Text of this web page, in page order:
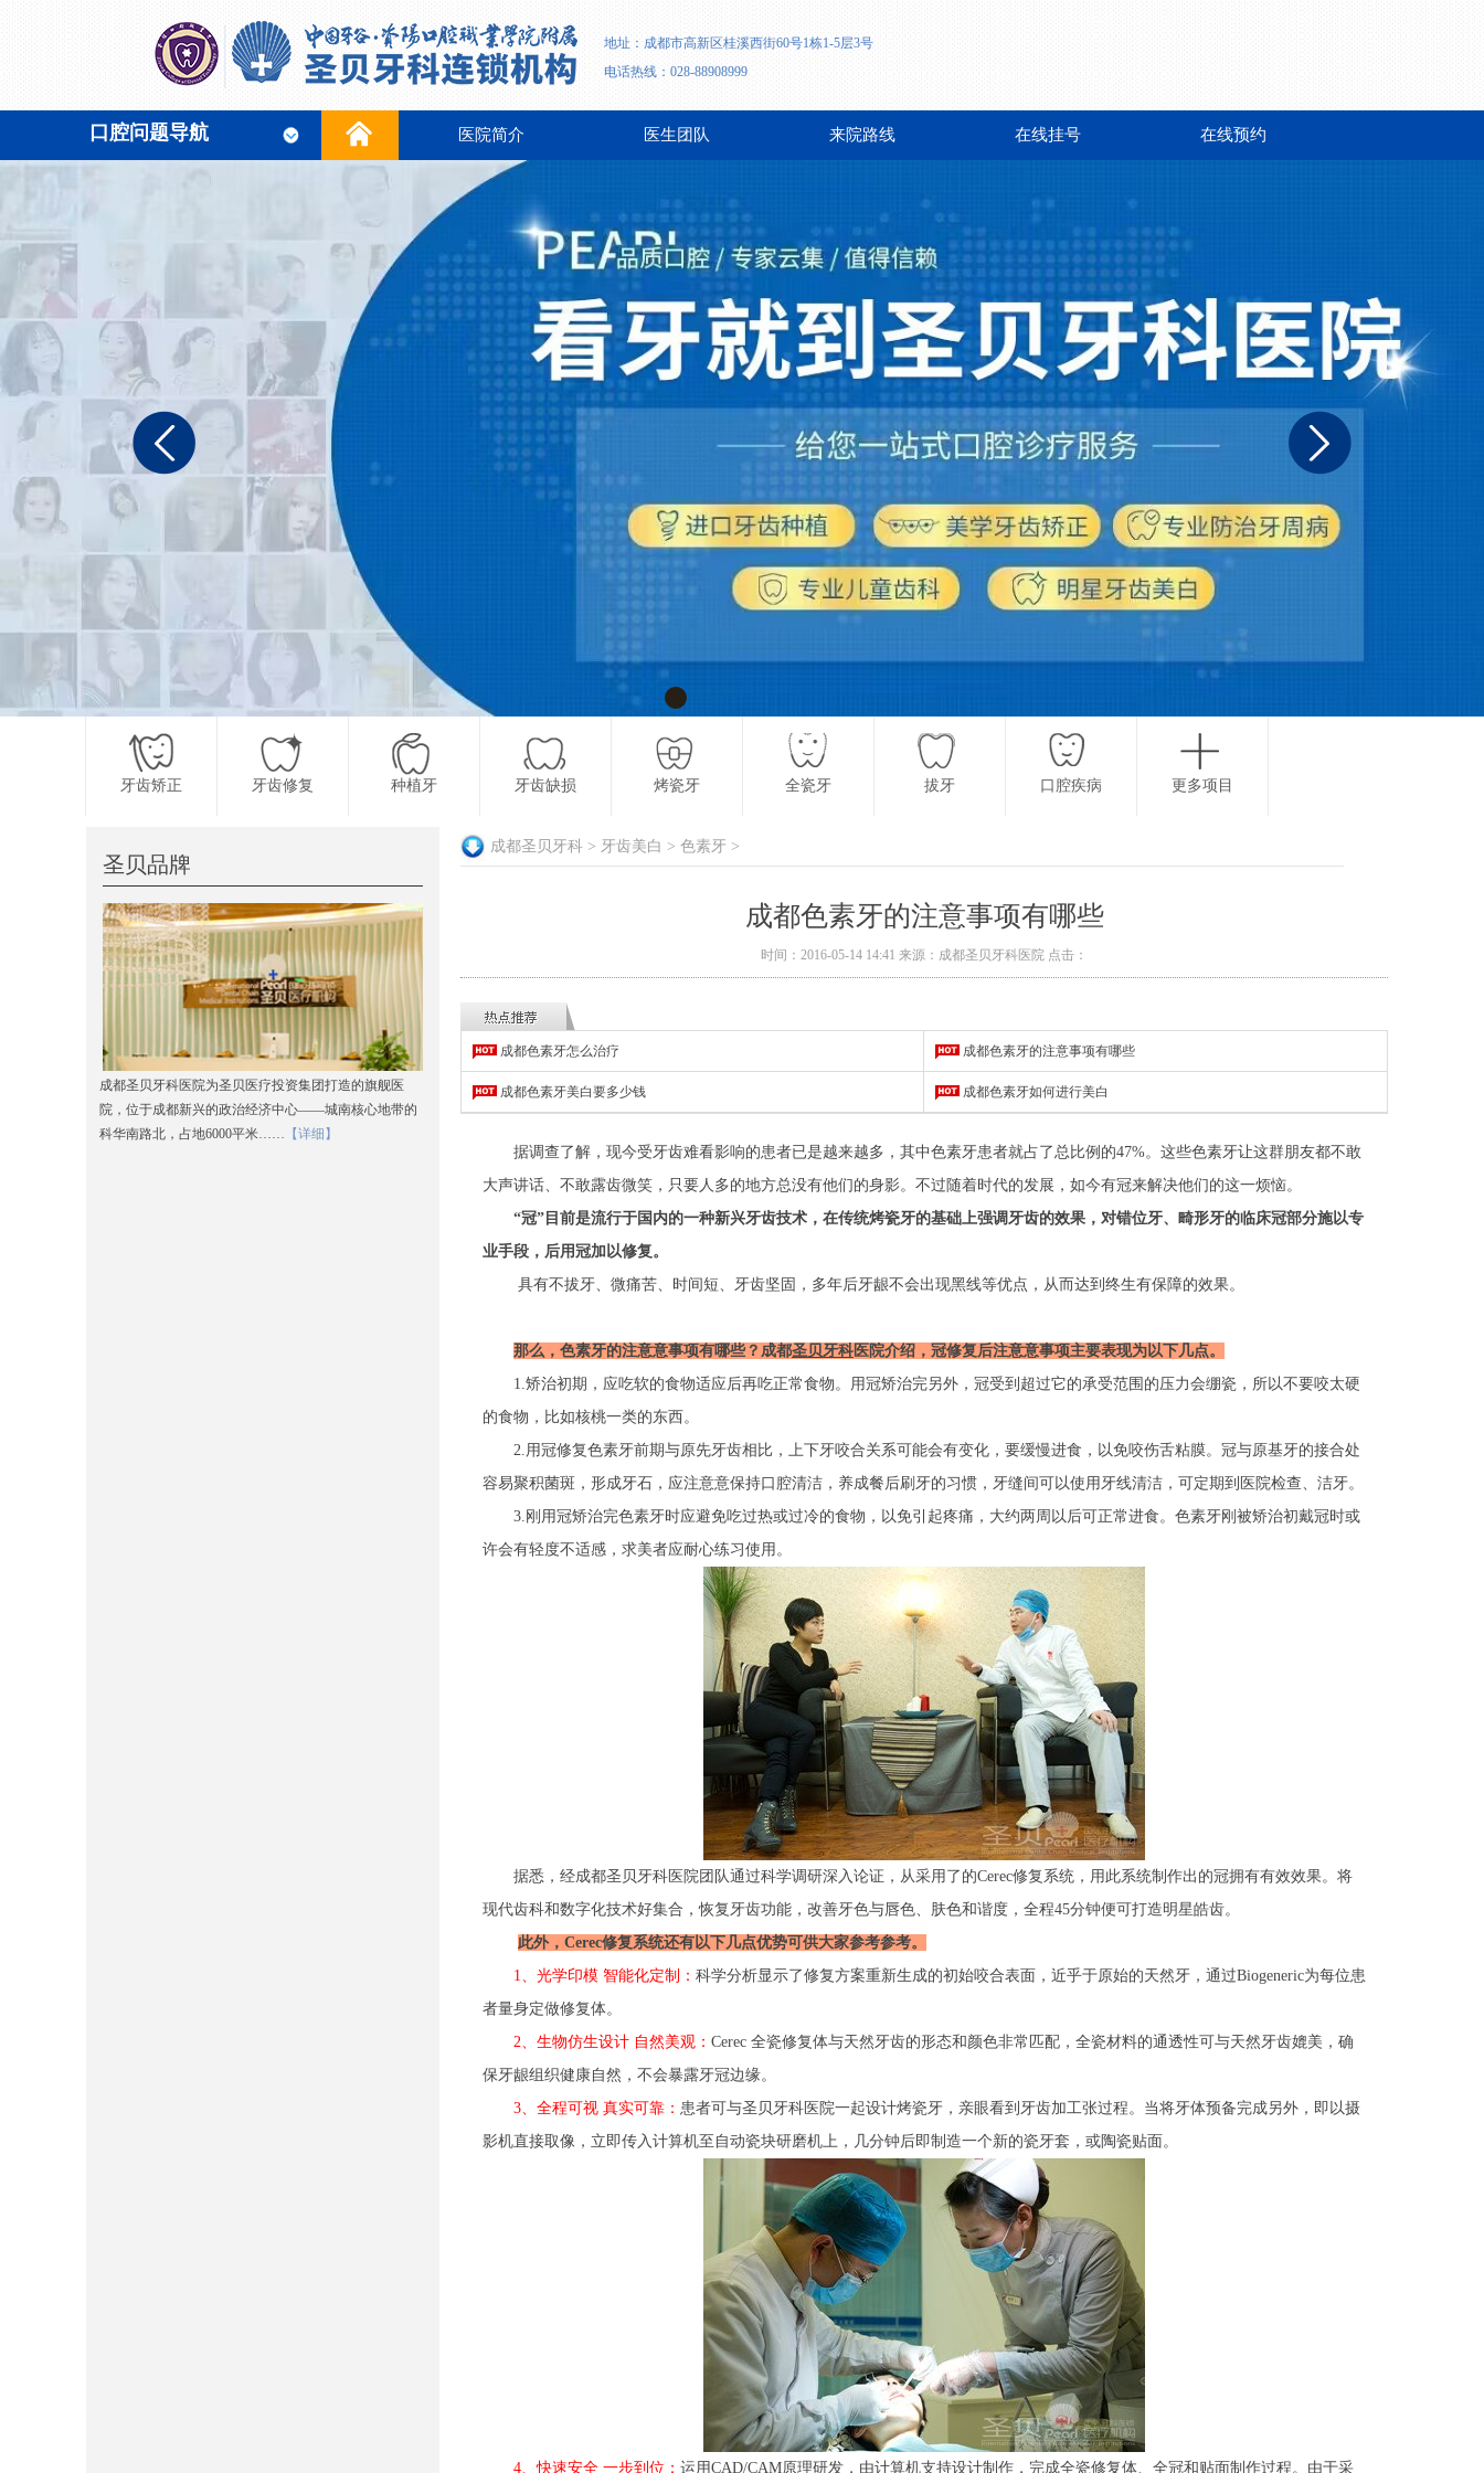
地址：成都市高新区桂溪西街60号1栋1-5层3号
电话热线：028-88908999
口腔问题导航 医院简介 医生团队 来院路线 在线挂号 在线预约
牙齿矫正 牙齿修复 种植牙 牙齿缺损 烤瓷牙 全瓷牙 拔牙 口腔疾病 更多项目
成都圣贝牙科 > 牙齿美白 > 色素牙 >
成都色素牙的注意事项有哪些
时间：2016-05-14 14:41 来源：成都圣贝牙科医院 点击：
成都色素牙怎么治疗 成都色素牙的注意事项有哪些
成都色素牙美白要多少钱 成都色素牙如何进行美白
据调查了解，现今受牙齿难看影响的患者已是越来越多，其中色素牙患者就占了总比例的47%。这些色素牙让这群朋友都不敢
大声讲话、不敢露齿微笑，只要人多的地方总没有他们的身影。不过随着时代的发展，如今有冠来解决他们的这一烦恼。
“冠”目前是流行于国内的一种新兴牙齿技术，在传统烤瓷牙的基础上强调牙齿的效果，对错位牙、畸形牙的临床冠部分施以专
业手段，后用冠加以修复。
具有不拔牙、微痛苦、时间短、牙齿坚固，多年后牙龈不会出现黑线等优点，从而达到终生有保障的效果。
那么，色素牙的注意意事项有哪些？成都圣贝牙科医院介绍，冠修复后注意意事项主要表现为以下几点。
1.矫治初期，应吃软的食物适应后再吃正常食物。用冠矫治完另外，冠受到超过它的承受范围的压力会绷瓷，所以不要咬太硬
的食物，比如核桃一类的东西。
2.用冠修复色素牙前期与原先牙齿相比，上下牙咬合关系可能会有变化，要缓慢进食，以免咬伤舌粘膜。冠与原基牙的接合处
容易聚积菌斑，形成牙石，应注意意保持口腔清洁，养成餐后刷牙的习惯，牙缝间可以使用牙线清洁，可定期到医院检查、洁牙。
3.刚用冠矫治完色素牙时应避免吃过热或过冷的食物，以免引起疼痛，大约两周以后可正常进食。色素牙刚被矫治初戴冠时或
许会有轻度不适感，求美者应耐心练习使用。
据悉，经成都圣贝牙科医院团队通过科学调研深入论证，从采用了的Cerec修复系统，用此系统制作出的冠拥有有效效果。将
现代齿科和数字化技术好集合，恢复牙齿功能，改善牙色与唇色、肤色和谐度，全程45分钟便可打造明星皓齿。
此外，Cerec修复系统还有以下几点优势可供大家参考参考。
1、光学印模 智能化定制： 科学分析显示了修复方案重新生成的初始咬合表面，近乎于原始的天然牙，通过Biogeneric为每位患
者量身定做修复体。
2、生物仿生设计 自然美观： Cerec 全瓷修复体与天然牙齿的形态和颜色非常匹配，全瓷材料的通透性可与天然牙齿媲美，确
保牙龈组织健康自然，不会暴露牙冠边缘。
3、全程可视 真实可靠： 患者可与圣贝牙科医院一起设计烤瓷牙，亲眼看到牙齿加工张过程。当将牙体预备完成另外，即以摄
影机直接取像，立即传入计算机至自动瓷块研磨机上，几分钟后即制造一个新的瓷牙套，或陶瓷贴面。
4、快速安全 一步到位： 运用CAD/CAM原理研发，由计算机支持设计制作，完成全瓷修复体、全冠和贴面制作过程。由于采
圣贝品牌
成都圣贝牙科医院为圣贝医疗投资集团打造的旗舰医
院，位于成都新兴的政治经济中心——城南核心地带的
科华南路北，占地6000平米…… 【详细】